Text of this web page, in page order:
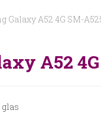
Galaxy A52 4G SM-
A52